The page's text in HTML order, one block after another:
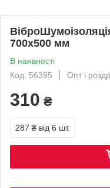
700x500 мм
В наявності
Код: 56395
Опт і
310 ₴
287 ₴ від 6 шт.